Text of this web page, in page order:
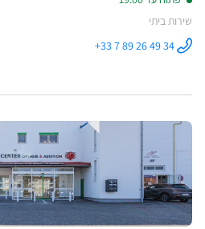
שירות ביתי
התקשר לחנות
STRASBOURG
+33 7 89 26 49 34
לחץ
למידע
נוסף